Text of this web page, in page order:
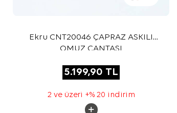
Ekru CNT20046 ÇAPRAZ ASKILI
OMUZ ÇANTASI
5.199,90 TL
2 ve üzeri +% 20 indirim